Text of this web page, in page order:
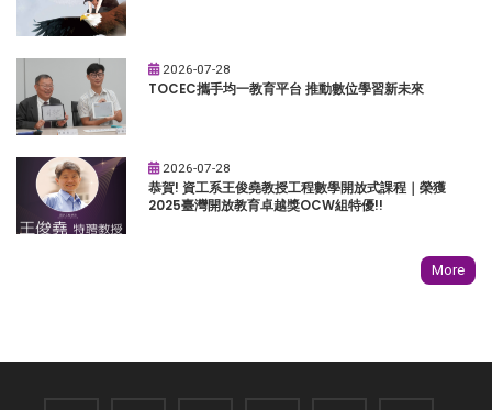
2026-07-28
TOCEC攜手均一教育平台 推動數位學習新未來
2026-07-28
恭賀! 資工系王俊堯教授工程數學開放式課程｜榮獲
2025臺灣開放教育卓越獎OCW組特優!!
More